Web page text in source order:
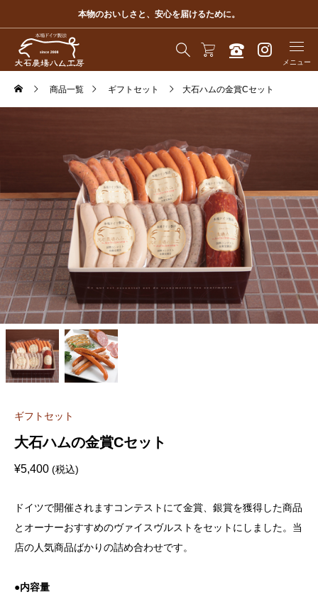
本物のおいしさと、安心を届けるために。
商品一覧 ギフトセット 大石ハムの金賞Cセット
ギフトセット
大石ハムの金賞Cセット
¥5,400 (税込)
ドイツで開催されますコンテストにて金賞、銀賞を獲得した商品
とオーナーおすすめのヴァイスヴルストをセットにしました。当
店の人気商品ばかりの詰め合わせです。
●内容量